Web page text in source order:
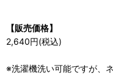
【販売価格】
2,640円(税込)
※洗濯機洗い可能ですが、